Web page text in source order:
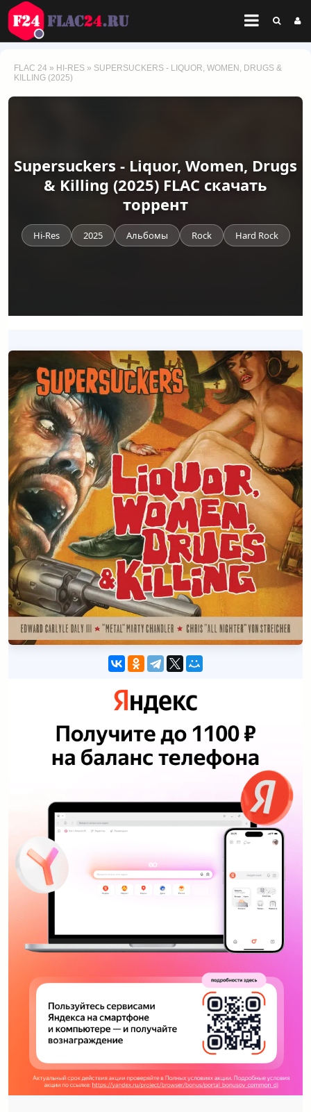
FLAC 24 » HI-RES » SUPERSUCKERS - LIQUOR, WOMEN, DRUGS &
KILLING (2025)
Supersuckers - Liquor, Women, Drugs
& Killing (2025) FLAC скачать
торрент
Hi-Res 2025 Альбомы Rock Hard Rock